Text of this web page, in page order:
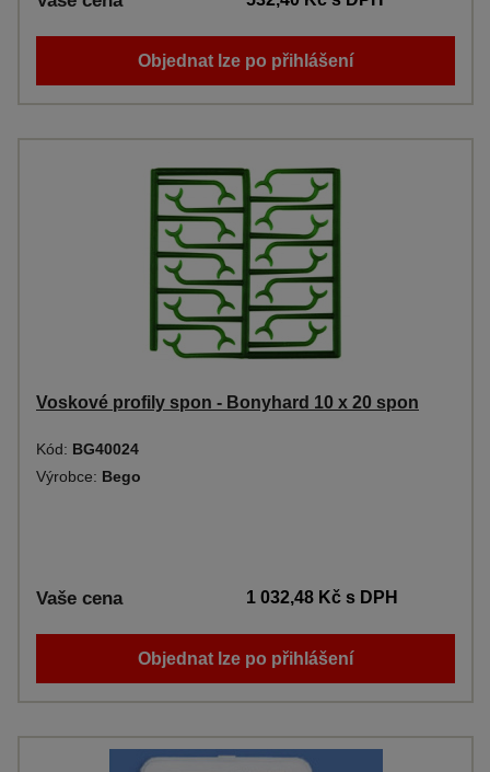
Objednat lze po přihlášení
Voskové profily spon - Bonyhard 10 x 20 spon
Kód: BG40024
Výrobce: Bego
Vaše cena 1 032,48 Kčs DPH
Objednat lze po přihlášení